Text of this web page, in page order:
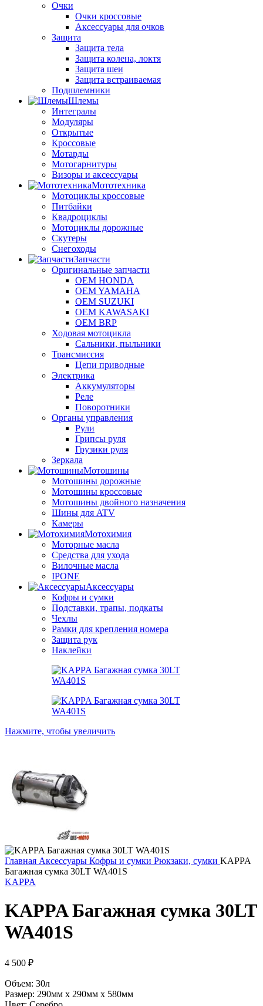
Очки
Очки кроссовые
Аксессуары для очков
Защита
Защита тела
Защита колена, локтя
Защита шеи
Защита встраиваемая
Подшлемники
Шлемы
Интегралы
Модуляры
Открытые
Кроссовые
Мотарды
Мотогарнитуры
Визоры и аксессуары
Мототехника
Мотоциклы кроссовые
Питбайки
Квадроциклы
Мотоциклы дорожные
Скутеры
Снегоходы
Запчасти
Оригинальные запчасти
OEM HONDA
OEM YAMAHA
OEM SUZUKI
OEM KAWASAKI
OEM BRP
Ходовая мотоцикла
Сальники, пыльники
Трансмиссия
Цепи приводные
Электрика
Аккумуляторы
Реле
Поворотники
Органы управления
Рули
Грипсы руля
Грузики руля
Зеркала
Мотошины
Мотошины дорожные
Мотошины кроссовые
Мотошины двойного назначения
Шины для ATV
Камеры
Мотохимия
Моторные масла
Средства для ухода
Вилочные масла
IPONE
Аксессуары
Кофры и сумки
Подставки, трапы, подкаты
Чехлы
Рамки для крепления номера
Защита рук
Наклейки
Нажмите, чтобы увеличить
Главная Аксессуары Кофры и сумки Рюкзаки, сумки KAPPA
Багажная сумка 30LT WA401S
KAPPA
KAPPA Багажная сумка 30LT
WA401S
4 500 ₽
Объем: 30л
Размер: 290мм x 290мм x 580мм